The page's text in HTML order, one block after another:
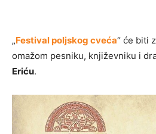
„Festival poljskog cveća“ će biti
omažom pesniku, književniku i
Eriću.